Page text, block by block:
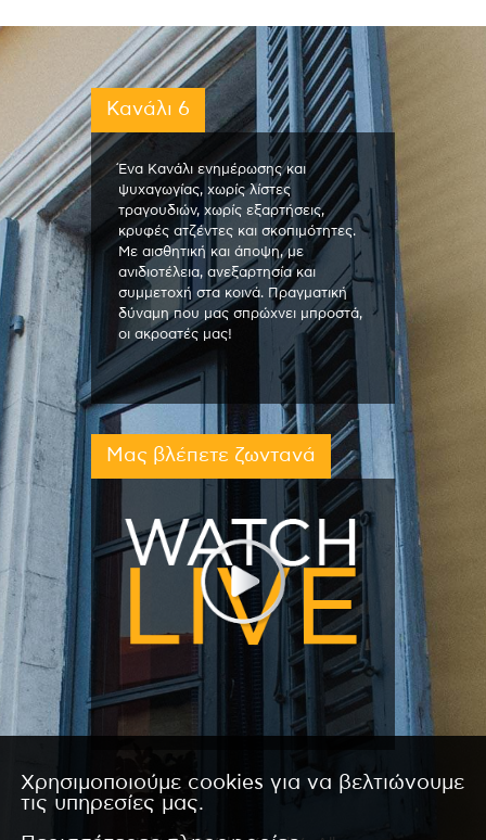
Κανάλι 6
Ένα Κανάλι ενημέρωσης και
ψυχαγωγίας, χωρίς λίστες
τραγουδιών, χωρίς εξαρτήσεις,
κρυφές ατζέντες και σκοπιμότητες.
Με αισθητική και άποψη, με
ανιδιοτέλεια, ανεξαρτησία και
συμμετοχή στα κοινά. Πραγματική
δύναμη που μας σπρώχνει μπροστά,
οι ακροατές μας!
Μας βλέπετε ζωντανά
Χρησιμοποιούμε cookies για να βελτιώνουμε
τις υπηρεσίες μας.